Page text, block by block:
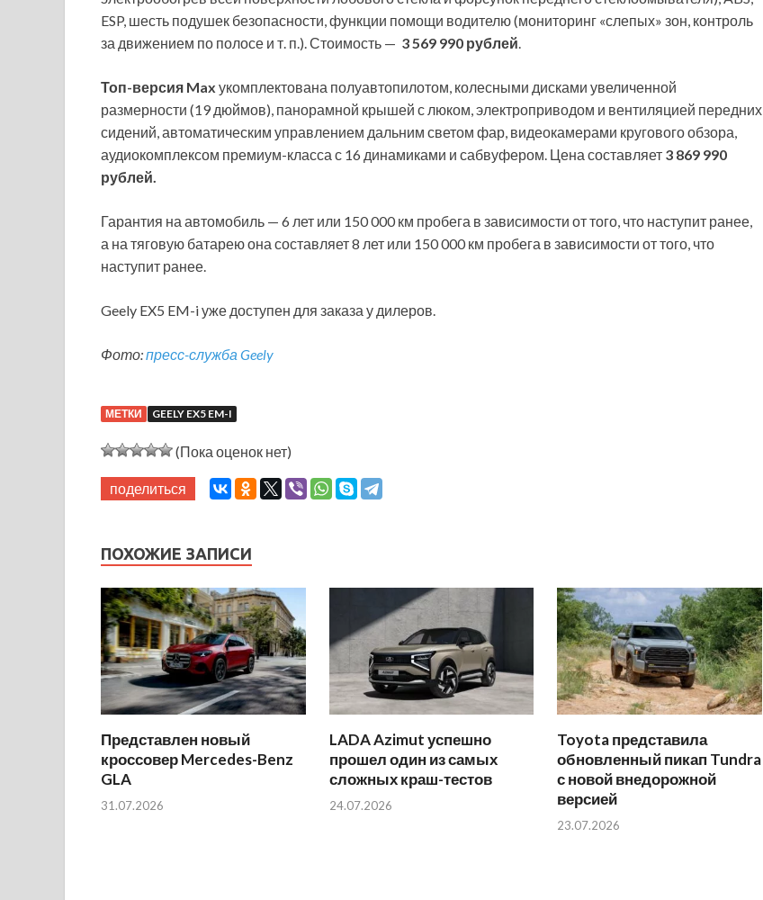
ESP, шесть подушек безопасности, функции помощи водителю (мониторинг «слепых» зон, контроль
за движением по полосе и т. п.). Стоимость — 3 569 990 рублей.
Топ-версия Max укомплектована полуавтопилотом, колесными дисками увеличенной
размерности (19 дюймов), панорамной крышей с люком, электроприводом и вентиляцией передних
сидений, автоматическим управлением дальним светом фар, видеокамерами кругового обзора,
аудиокомплексом премиум-класса с 16 динамиками и сабвуфером. Цена составляет 3 869 990
рублей.
Гарантия на автомобиль — 6 лет или 150 000 км пробега в зависимости от того, что наступит ранее,
а на тяговую батарею она составляет 8 лет или 150 000 км пробега в зависимости от того, что
наступит ранее.
Geely EX5 EM-i уже доступен для заказа у дилеров.
Фото:пресс-служба Geely
МЕТКИ GEELY EX5 EM-I
(Пока оценок нет)
поделиться
ПОХОЖИЕ ЗАПИСИ
Представлен новый
кроссовер Mercedes-Benz
GLA
31.07.2026
LADA Azimut успешно
прошел один из самых
сложных краш-тестов
24.07.2026
Toyota представила
обновленный пикап Tundra
с новой внедорожной
версией
23.07.2026